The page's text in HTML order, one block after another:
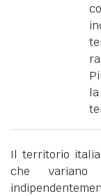
Il territorio
che variano